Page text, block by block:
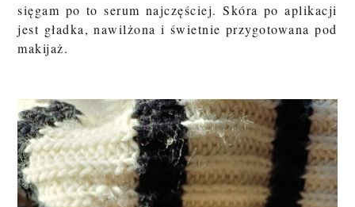
sięgam po to serum najczęściej. Skóra po aplikacji
jest gładka, nawilżona i świetnie przygotowana pod
makijaż.